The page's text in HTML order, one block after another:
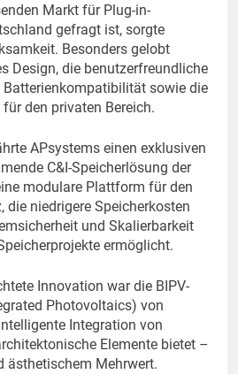
Markt für Plug-in-
gefragt ist, sorgte
Besonders gelobt
Design, die benutzerfreundliche
Batterienkompatibilität sowie die
den privaten Bereich.
APsystems einen exklusiven
C&I-Speicherlösung der
modulare Plattform für den
die niedrigere Speicherkosten
und Skalierbarkeit
ermöglicht.
Innovation war die BIPV-
Photovoltaics) von
Integration von
Elemente bietet –
Mehrwert.